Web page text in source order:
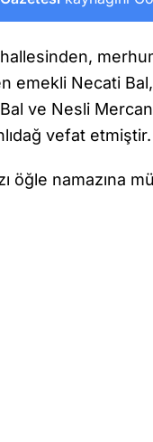
emekli Necati
ve Nesli
vefat etmiştir.
öğle namazına